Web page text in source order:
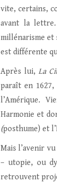
vite, certains,
avant la
millénarisme et
est différente
Après lui, La
paraît en
l’Amérique.
Harmonie et
(posthume) et
Mais l’avenir
– utopie, ou
retrouvent